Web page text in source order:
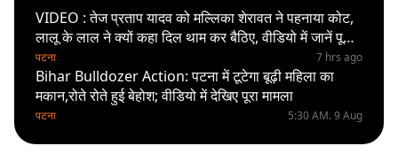
VIDEO : तेज प्रताप यादव को मल्लिका शेरावत ने पहनाया कोट,
लालू के लाल ने क्यों कहा दिल थाम कर बैठिए, वीडियो में जानें पूरा
सच
पटना 7 hrs ago
Bihar Bulldozer Action: पटना में टूटेगा बूढ़ी महिला का
मकान,रोते रोते हुई बेहोश; वीडियो में देखिए पूरा मामला
पटना 5:30 AM. 9 Aug